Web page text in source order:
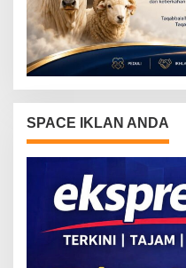
SPACE IKLAN ANDA